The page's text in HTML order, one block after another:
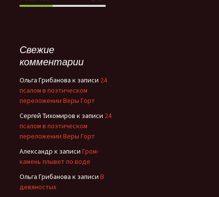
Свежие
комментарии
Ольга Грибанова к записи 24
псалом в поэтическом
переложении Веры Горт
Сергей Тихомиров к записи 24
псалом в поэтическом
переложении Веры Горт
Александр к записи Гром-
камень плывет по воде
Ольга Грибанова к записи В
девяностых